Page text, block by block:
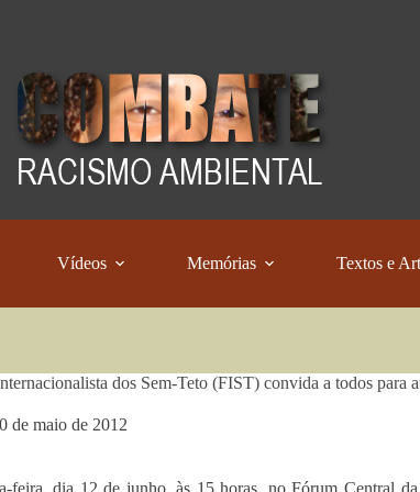
Vídeos Memórias Textos e
dos Sem-Teto (FIST) convida a todos para
de maio de 2012
feira, dia 12 de junho, às 15 horas, no Fórum Central